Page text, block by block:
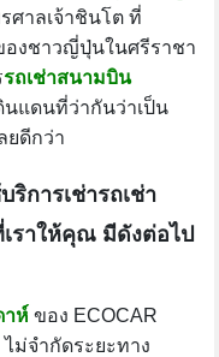
ศาลเจ้าชินโต ที่
องชาวญี่ปุ่นในศรีราชา
รถเช่าสนามบิน
นแดนที่ว่ากันว่าเป็น
ยดีกว่า
การเช่ารถเช่า
ราให้คุณ มีดังต่อไป
าห์ ของ ECOCAR
ม่จำกัดระยะทาง